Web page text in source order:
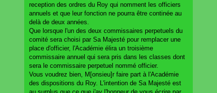
reception des ordres du Roy qui nomment les officiers
annuels et que leur fonction ne pourra être continée au
delà de deux années.
Que lorsque l'un des deux commissaires perpetuels du
comité sera choisi par Sa Majesté pour remplacer une
place d'officier, l'Académie élira un troisième
commissaire annuel qui sera pris dans les classes dont
sera le commissaire perpetuel nommé officier.
Vous voudrez bien, M[onsieu]r faire part à l'Académie
des dispositions du Roy. L'intention de Sa Majesté est